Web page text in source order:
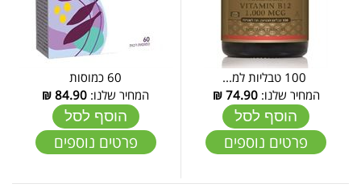
המחיר שלנו:74.90
₪
הוסף לסל
פרטים נוספים
60 כמוסות
המחיר שלנו: 84.90
₪
הוסף לסל
פרטים נוספים